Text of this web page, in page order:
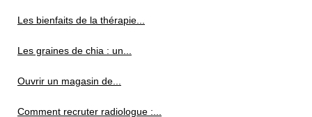
Les bienfaits de la thérapie...
Les graines de chia : un...
Ouvrir un magasin de...
Comment recruter radiologue :...